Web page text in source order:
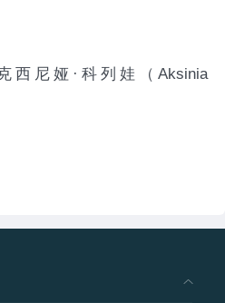
西尼娅·科列娃（Aksinia